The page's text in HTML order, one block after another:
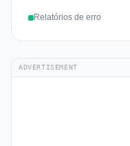
Relatórios de erro
ADVERTISEMENT